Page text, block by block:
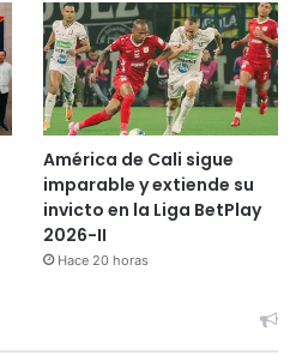
América de Cali sigue
imparable y extiende su
invicto en la Liga BetPlay
2026-II
Hace 20 horas